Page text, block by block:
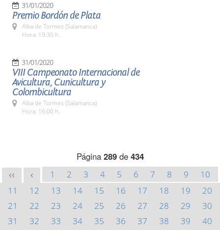
31/01/2020
Premio Bordón de Plata
Alba de Tormes (Salamanca)
Hora: 19:30 h.
31/01/2020
VIII Campeonato Internacional de
Avicultura, Cunicultura y
Colombicultura
Alba de Tormes (Salamanca)
Hora: 16:00 h.
Página 289de 434
<< < 1 2 3 4 5 6 7 8 9
10
11
12 13 14 15 16 17 18 19
20
21
22 23 24 25 26 27 28 29
30
31
32 33 34 35 36 37 38 39
40